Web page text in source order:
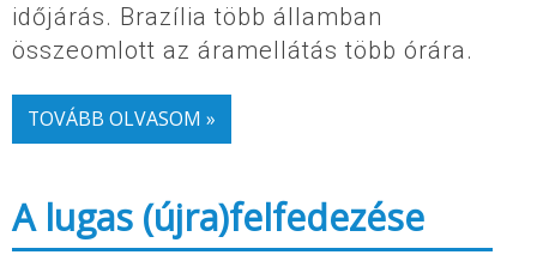
időjárás. Brazília több államban
összeomlott az áramellátás több órára.
TOVÁBB OLVASOM »
A lugas (újra)felfedezése